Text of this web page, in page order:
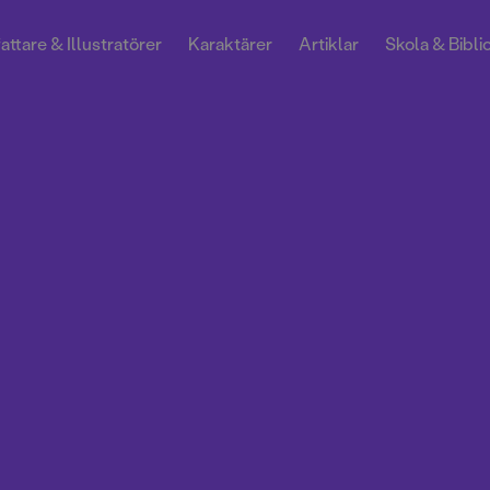
& Illustratörer Karaktärer Artiklar Skola &